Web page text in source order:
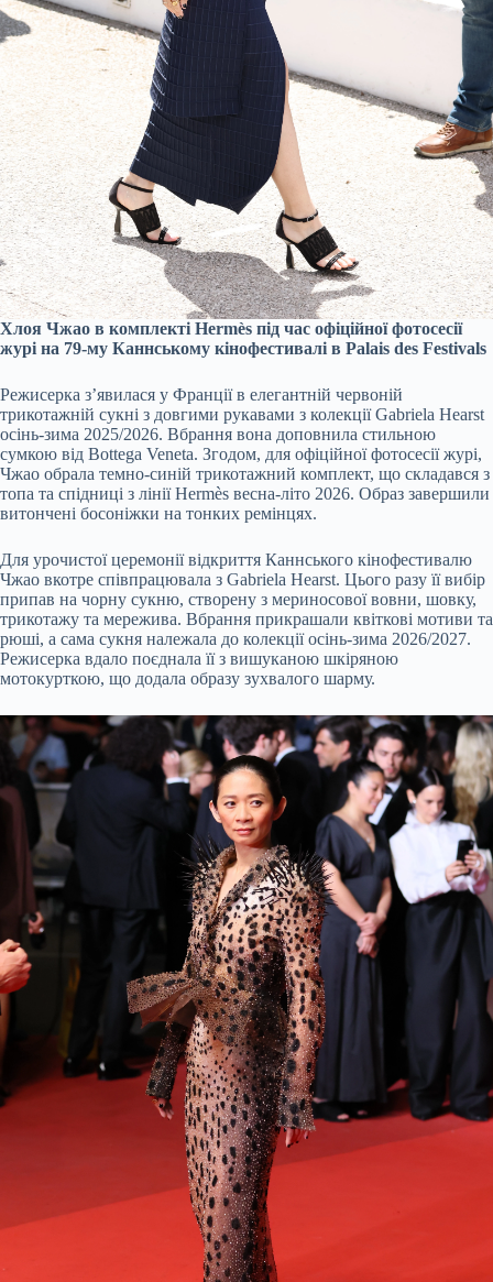
Хлоя Чжао в комплекті Hermès під час офіційної фотосесії
журі на 79-му Каннському кінофестивалі в Palais des Festivals
Режисерка з’явилася у Франції в елегантній червоній
трикотажній сукні з довгими рукавами з колекції Gabriela Hearst
осінь-зима 2025/2026. Вбрання вона доповнила стильною
сумкою від Bottega Veneta. Згодом, для офіційної фотосесії журі,
Чжао обрала темно-синій трикотажний комплект, що складався з
топа та спідниці з лінії Hermès весна-літо 2026. Образ завершили
витончені босоніжки на тонких ремінцях.
Для урочистої церемонії відкриття Каннського кінофестивалю
Чжао вкотре співпрацювала з Gabriela Hearst. Цього разу її вибір
припав на чорну сукню, створену з мериносової вовни, шовку,
трикотажу та мережива. Вбрання прикрашали квіткові мотиви та
рюші, а сама сукня належала до колекції осінь-зима 2026/2027.
Режисерка вдало поєднала її з вишуканою шкіряною
мотокурткою, що додала образу зухвалого шарму.